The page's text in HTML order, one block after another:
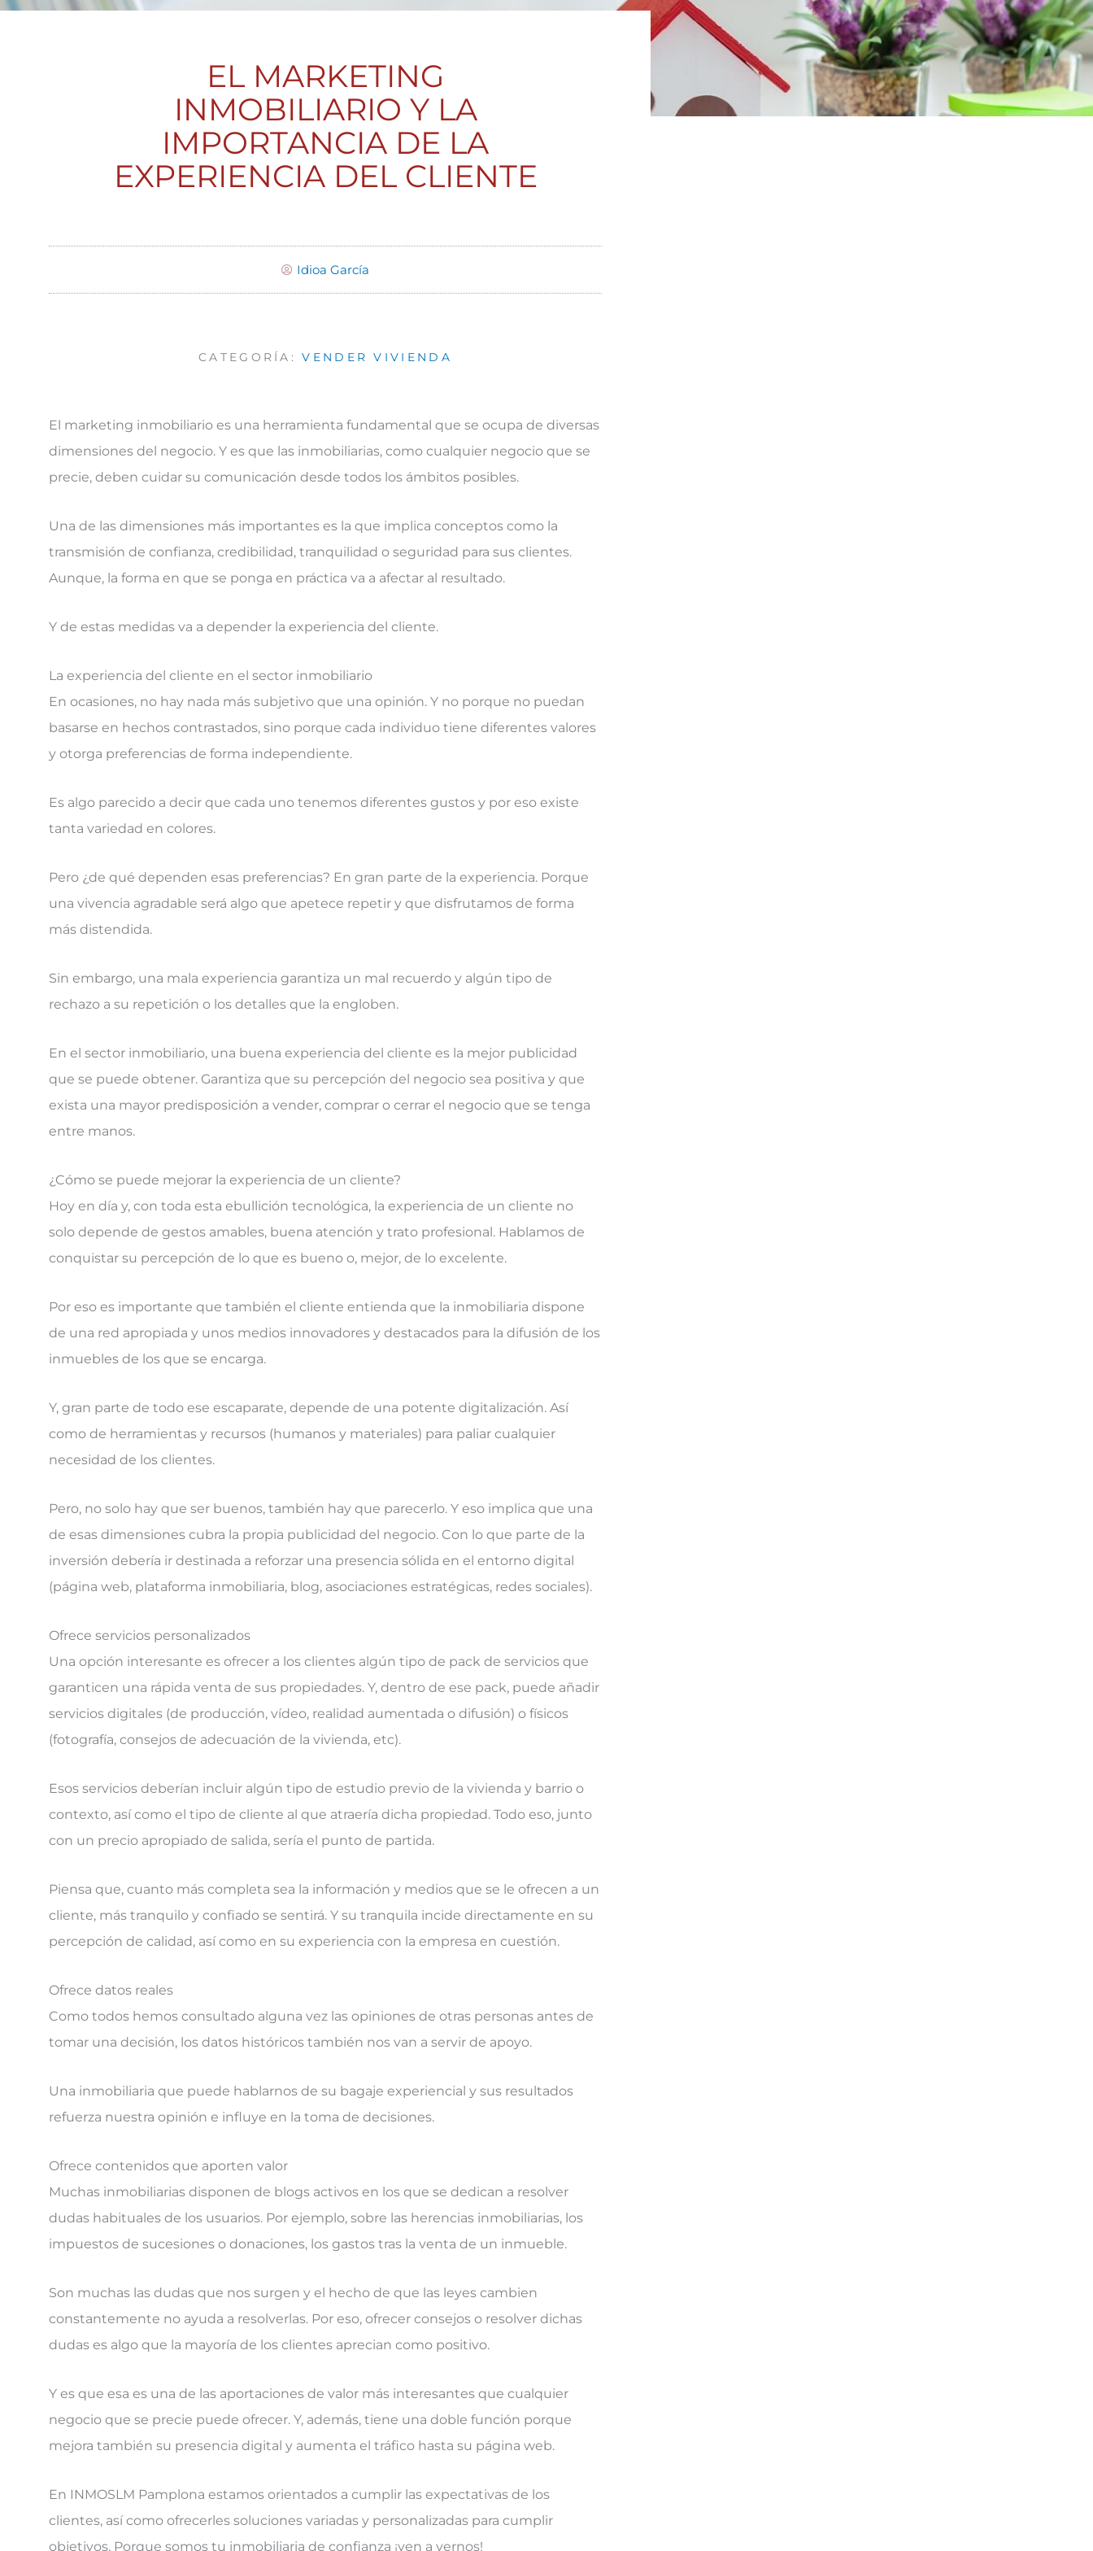
EL MARKETING
INMOBILIARIO Y LA
IMPORTANCIA DE LA
EXPERIENCIA DEL CLIENTE
Idioa García
CATEGORÍA:VENDER VIVIENDA
El marketing inmobiliario es una herramienta fundamental que se ocupa de diversas
dimensiones del negocio. Y es que las inmobiliarias, como cualquier negocio que se
precie, deben cuidar su comunicación desde todos los ámbitos posibles.
Una de las dimensiones más importantes es la que implica conceptos como la
transmisión de confianza, credibilidad, tranquilidad o seguridad para sus clientes.
Aunque, la forma en que se ponga en práctica va a afectar al resultado.
Y de estas medidas va a depender la experiencia del cliente.
La experiencia del cliente en el sector inmobiliario
En ocasiones, no hay nada más subjetivo que una opinión. Y no porque no puedan
basarse en hechos contrastados, sino porque cada individuo tiene diferentes valores
y otorga preferencias de forma independiente.
Es algo parecido a decir que cada uno tenemos diferentes gustos y por eso existe
tanta variedad en colores.
Pero ¿de qué dependen esas preferencias? En gran parte de la experiencia. Porque
una vivencia agradable será algo que apetece repetir y que disfrutamos de forma
más distendida.
Sin embargo, una mala experiencia garantiza un mal recuerdo y algún tipo de
rechazo a su repetición o los detalles que la engloben.
En el sector inmobiliario, una buena experiencia del cliente es la mejor publicidad
que se puede obtener. Garantiza que su percepción del negocio sea positiva y que
exista una mayor predisposición a vender, comprar o cerrar el negocio que se tenga
entre manos.
¿Cómo se puede mejorar la experiencia de un cliente?
Hoy en día y, con toda esta ebullición tecnológica, la experiencia de un cliente no
solo depende de gestos amables, buena atención y trato profesional. Hablamos de
conquistar su percepción de lo que es bueno o, mejor, de lo excelente.
Por eso es importante que también el cliente entienda que la inmobiliaria dispone
de una red apropiada y unos medios innovadores y destacados para la difusión de los
inmuebles de los que se encarga.
Y, gran parte de todo ese escaparate, depende de una potente digitalización. Así
como de herramientas y recursos (humanos y materiales) para paliar cualquier
necesidad de los clientes.
Pero, no solo hay que ser buenos, también hay que parecerlo. Y eso implica que una
de esas dimensiones cubra la propia publicidad del negocio. Con lo que parte de la
inversión debería ir destinada a reforzar una presencia sólida en el entorno digital
(página web, plataforma inmobiliaria, blog, asociaciones estratégicas, redes sociales).
Ofrece servicios personalizados
Una opción interesante es ofrecer a los clientes algún tipo de pack de servicios que
garanticen una rápida venta de sus propiedades. Y, dentro de ese pack, puede añadir
servicios digitales (de producción, vídeo, realidad aumentada o difusión) o físicos
(fotografía, consejos de adecuación de la vivienda, etc).
Esos servicios deberían incluir algún tipo de estudio previo de la vivienda y barrio o
contexto, así como el tipo de cliente al que atraería dicha propiedad. Todo eso, junto
con un precio apropiado de salida, sería el punto de partida.
Piensa que, cuanto más completa sea la información y medios que se le ofrecen a un
cliente, más tranquilo y confiado se sentirá. Y su tranquila incide directamente en su
percepción de calidad, así como en su experiencia con la empresa en cuestión.
Ofrece datos reales
Como todos hemos consultado alguna vez las opiniones de otras personas antes de
tomar una decisión, los datos históricos también nos van a servir de apoyo.
Una inmobiliaria que puede hablarnos de su bagaje experiencial y sus resultados
refuerza nuestra opinión e influye en la toma de decisiones.
Ofrece contenidos que aporten valor
Muchas inmobiliarias disponen de blogs activos en los que se dedican a resolver
dudas habituales de los usuarios. Por ejemplo, sobre las herencias inmobiliarias, los
impuestos de sucesiones o donaciones, los gastos tras la venta de un inmueble.
Son muchas las dudas que nos surgen y el hecho de que las leyes cambien
constantemente no ayuda a resolverlas. Por eso, ofrecer consejos o resolver dichas
dudas es algo que la mayoría de los clientes aprecian como positivo.
Y es que esa es una de las aportaciones de valor más interesantes que cualquier
negocio que se precie puede ofrecer. Y, además, tiene una doble función porque
mejora también su presencia digital y aumenta el tráfico hasta su página web.
En INMOSLM Pamplona estamos orientados a cumplir las expectativas de los
clientes, así como ofrecerles soluciones variadas y personalizadas para cumplir
objetivos. Porque somos tu inmobiliaria de confianza ¡ven a vernos!